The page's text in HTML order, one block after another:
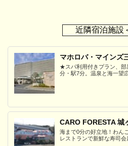
近隣宿泊施設
マホロバ・マインズ
★スパ利用付きプラン、
分・駅7分。温泉と海一望
CARO FORESTA 城
海まで0分の好立地！わん
レストランで新鮮な寿司会